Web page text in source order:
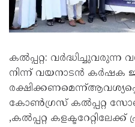
കൽപ്പറ്റ:
നിന്ന് വയനാടൻ കർഷക
കോൺഗ്രസ് കൽപ്പറ്റ
,കൽപ്പറ്റ